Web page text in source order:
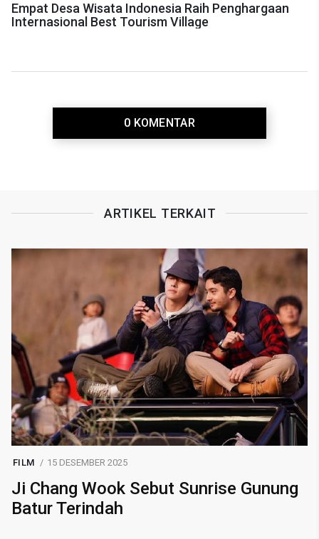
Empat Desa Wisata Indonesia Raih Penghargaan
Internasional Best Tourism Village
0 KOMENTAR
ARTIKEL TERKAIT
FILM 15 DESEMBER 2025
Ji Chang Wook Sebut Sunrise Gunung
Batur Terindah